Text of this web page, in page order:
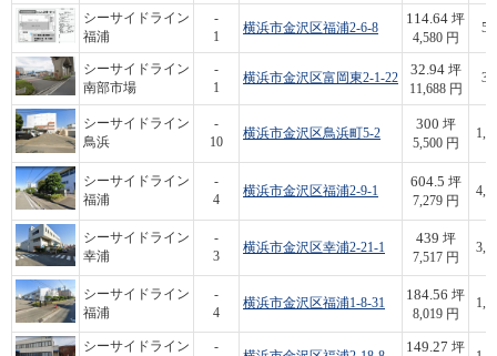
シーサイドライン
福浦
-
1
横浜市金沢区福浦2-6-8
114.64 坪
4,580 円
シーサイドライン
南部市場
-
1
横浜市金沢区富岡東2-1-22
32.94坪
11,688 円
シーサイドライン
鳥浜
-
10
横浜市金沢区鳥浜町5-2
300 坪
5,500 円
シーサイドライン
福浦
-
4
横浜市金沢区福浦2-9-1
604.5 坪
7,279 円
シーサイドライン
幸浦
-
3
横浜市金沢区幸浦2-21-1
439 坪
7,517 円
シーサイドライン
福浦
-
4
横浜市金沢区福浦1-8-31
184.56 坪
8,019 円
シーサイドライン
-
149.27 坪